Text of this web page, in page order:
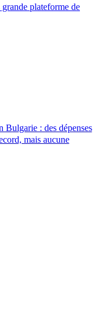
plateforme de
Bulgarie : des dépenses
mais aucune